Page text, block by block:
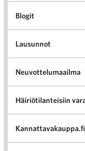
Blogit
Lausunnot
Neuvottelumaailma
Häiriötilanteisiin
Kannattavakauppa.fi